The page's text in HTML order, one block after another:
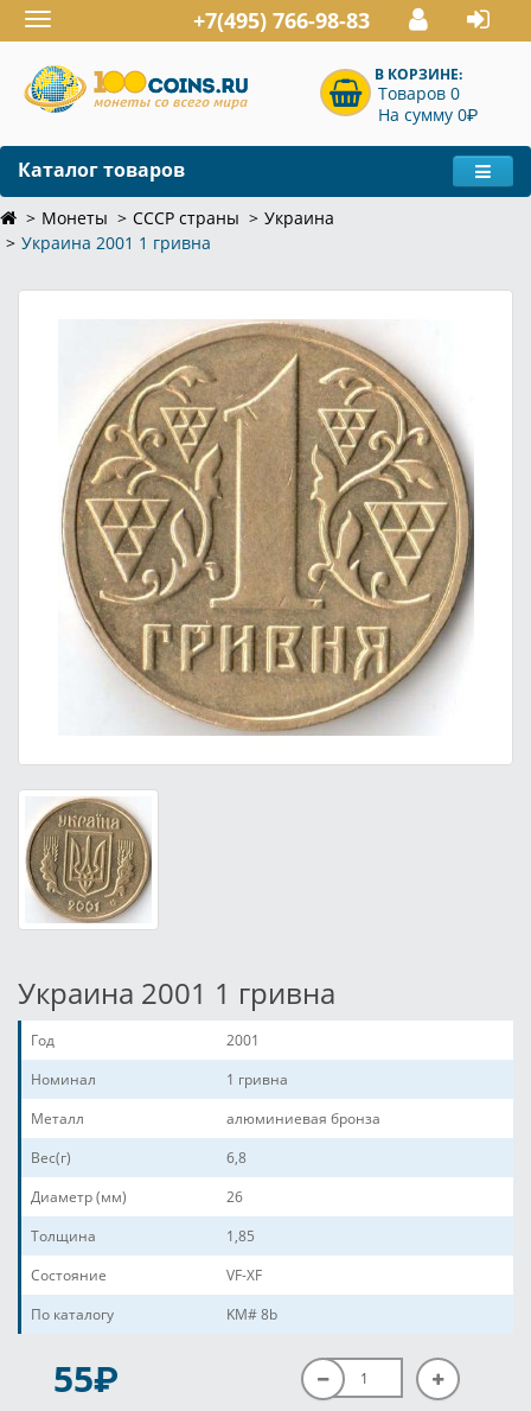
Toggle
navigation
+7(495) 766-98-83
В КОРЗИНЕ:
Товаров 0
На сумму 0P
Каталог товаров
Монеты СССР страны
Украина
Украина 2001 1 гривна
Украина 2001 1 гривна
Год
2001
Номинал
1 гривна
Металл
алюминиевая бронза
Вес(г)
6,8
Диаметр (мм)
26
Толщина
1,85
Состояние
VF-XF
По каталогу
KM# 8b
55P